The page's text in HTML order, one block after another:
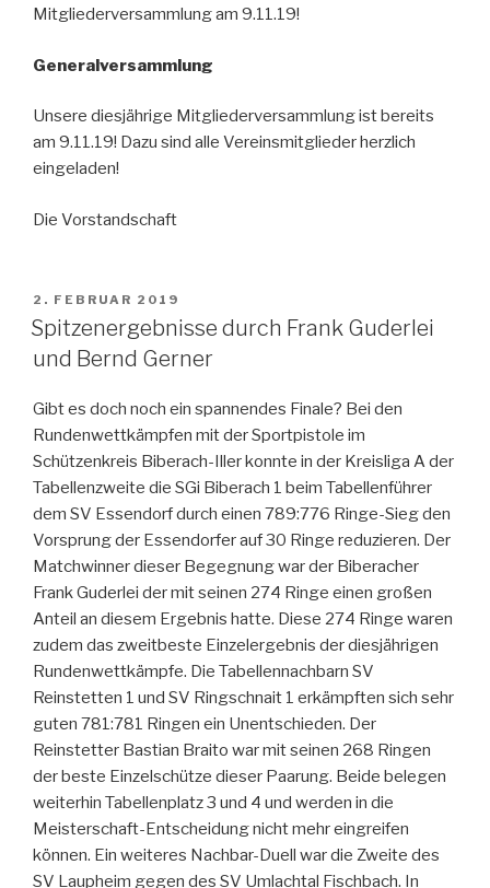
Mitgliederversammlung am 9.11.19!
Generalversammlung
Unsere diesjährige Mitgliederversammlung ist bereits
am 9.11.19! Dazu sind alle Vereinsmitglieder herzlich
eingeladen!
Die Vorstandschaft
VERÖFFENTLICHT
AM
2. FEBRUAR 2019
Spitzenergebnisse durch Frank Guderlei
und Bernd Gerner
Gibt es doch noch ein spannendes Finale? Bei den
Rundenwettkämpfen mit der Sportpistole im
Schützenkreis Biberach-Iller konnte in der Kreisliga A der
Tabellenzweite die SGi Biberach 1 beim Tabellenführer
dem SV Essendorf durch einen 789:776 Ringe-Sieg den
Vorsprung der Essendorfer auf 30 Ringe reduzieren. Der
Matchwinner dieser Begegnung war der Biberacher
Frank Guderlei der mit seinen 274 Ringe einen großen
Anteil an diesem Ergebnis hatte. Diese 274 Ringe waren
zudem das zweitbeste Einzelergebnis der diesjährigen
Rundenwettkämpfe. Die Tabellennachbarn SV
Reinstetten 1 und SV Ringschnait 1 erkämpften sich sehr
guten 781:781 Ringen ein Unentschieden. Der
Reinstetter Bastian Braito war mit seinen 268 Ringen
der beste Einzelschütze dieser Paarung. Beide belegen
weiterhin Tabellenplatz 3 und 4 und werden in die
Meisterschaft-Entscheidung nicht mehr eingreifen
können. Ein weiteres Nachbar-Duell war die Zweite des
SV Laupheim gegen des SV Umlachtal Fischbach. In